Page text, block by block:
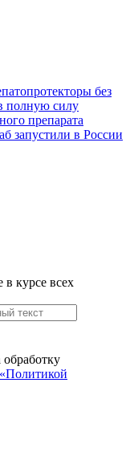
без
полную силу
препарата
запустили в России
курсе всех
«Политикой